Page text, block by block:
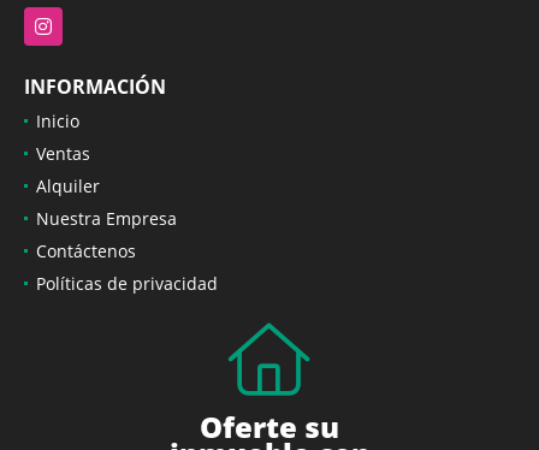
Instagram
INFORMACIÓN
Inicio
Ventas
Alquiler
Nuestra Empresa
Contáctenos
Políticas de privacidad
Oferte su